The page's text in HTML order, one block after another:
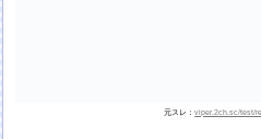
元スレ：viper.2ch.sc/test/